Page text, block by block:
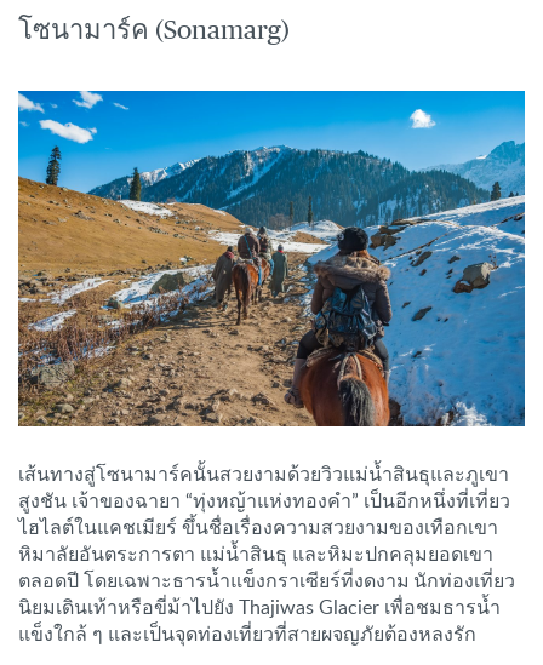
โซนามาร์ค (Sonamarg)
เส้นทางสู่โซนามาร์คนั้นสวยงามด้วยวิวแม่น้ำสินธุและภูเขา
สูงชัน เจ้าของฉายา “ทุ่งหญ้าแห่งทองคำ” เป็นอีกหนึ่งที่เที่ยว
ไฮไลต์ในแคชเมียร์ ขึ้นชื่อเรื่องความสวยงามของเทือกเขา
หิมาลัยอันตระการตา แม่น้ำสินธุ และหิมะปกคลุมยอดเขา
ตลอดปี โดยเฉพาะธารน้ำแข็งกราเซียร์ที่งดงาม นักท่องเที่ยว
นิยมเดินเท้าหรือขี่ม้าไปยัง Thajiwas Glacier เพื่อชมธารน้ำ
แข็งใกล้ ๆ และเป็นจุดท่องเที่ยวที่สายผจญภัยต้องหลงรัก